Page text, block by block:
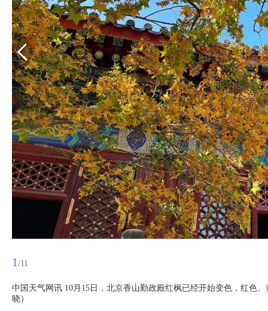
1 /11
中国天气网讯 10月15日，北京香山勤政殿红枫已经开始变色，红色
晓）